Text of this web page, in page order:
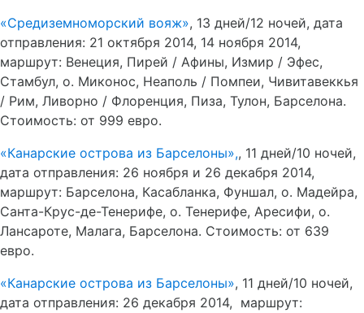
«Средиземноморский вояж», 13 дней/12 ночей, дата
отправления: 21 октября 2014, 14 ноября 2014,
маршрут: Венеция, Пирей / Афины, Измир / Эфес,
Стамбул, о. Миконос, Неаполь / Помпеи, Чивитавеккья
/ Рим, Ливорно / Флоренция, Пиза, Тулон, Барселона.
Стоимость: от 999 евро.
«Канарские острова из Барселоны»,, 11 дней/10 ночей,
дата отправления: 26 ноября и 26 декабря 2014,
маршрут: Барселона, Касабланка, Фуншал, о. Мадейра,
Санта-Крус-де-Тенерифе, о. Тенерифе, Аресифи, о.
Лансароте, Малага, Барселона. Стоимость: от 639
евро.
«Канарские острова из Барселоны», 11 дней/10 ночей,
дата отправления: 26 декабря 2014, маршрут: